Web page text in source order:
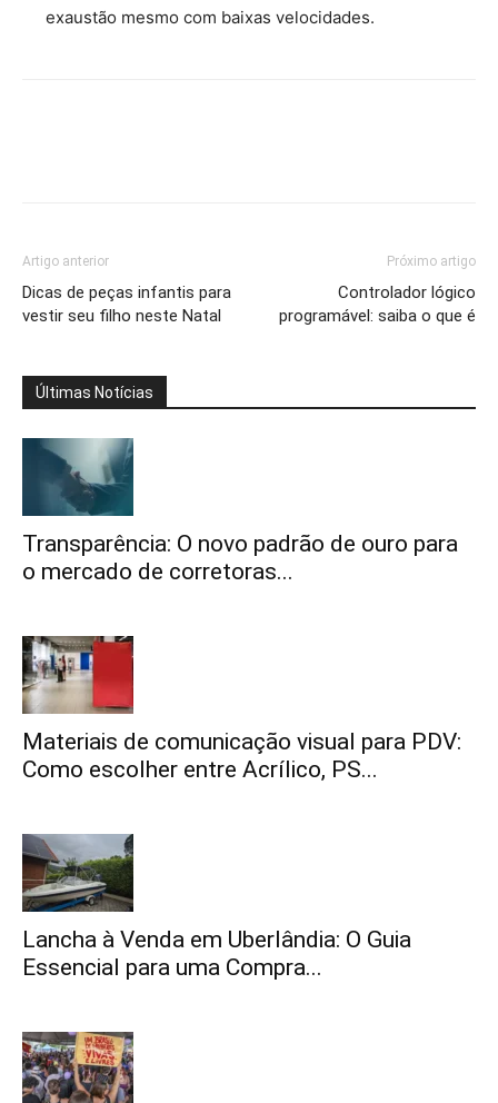
exaustão mesmo com baixas velocidades.
Artigo anterior
Dicas de peças infantis para
vestir seu filho neste Natal
Próximo artigo
Controlador lógico
programável: saiba o que é
Últimas Notícias
Transparência: O novo padrão de ouro para
o mercado de corretoras...
Materiais de comunicação visual para PDV:
Como escolher entre Acrílico, PS...
Lancha à Venda em Uberlândia: O Guia
Essencial para uma Compra...